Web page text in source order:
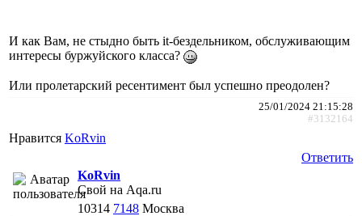
И как Вам, не стыдно быть it-бездельником, обслуживающим
интересы буржуйского класса?
Или пролетарский ресентимент был успешно преодолен?
25/01/2024 21:15:28
#3132164
Нравится KoRvin
Ответить
KoRvin
Свой на Aqa.ru
10314 7148 Москва